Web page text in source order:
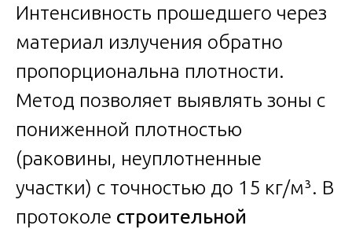
Интенсивность прошедшего через
материал излучения обратно
пропорциональна плотности.
Метод позволяет выявлять зоны с
пониженной плотностью
(раковины, неуплотненные
участки) с точностью до 15 кг/м³. В
протоколе строительной